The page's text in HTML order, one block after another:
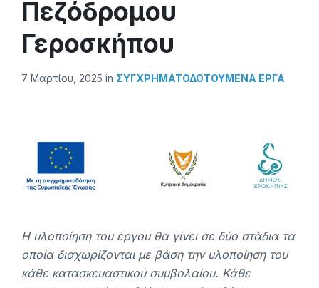
Πεζόδρομου
Γεροσκήπου
7 Μαρτίου, 2025 in ΣΥΓΧΡΗΜΑΤΟΔΟΤΟΥΜΕΝΑ ΕΡΓΑ
Η υλοποίηση του έργου θα γίνει σε δύο στάδια τα
οποία διαχωρίζονται με βάση την υλοποίηση του
κάθε κατασκευαστικού συμβολαίου. Κάθε